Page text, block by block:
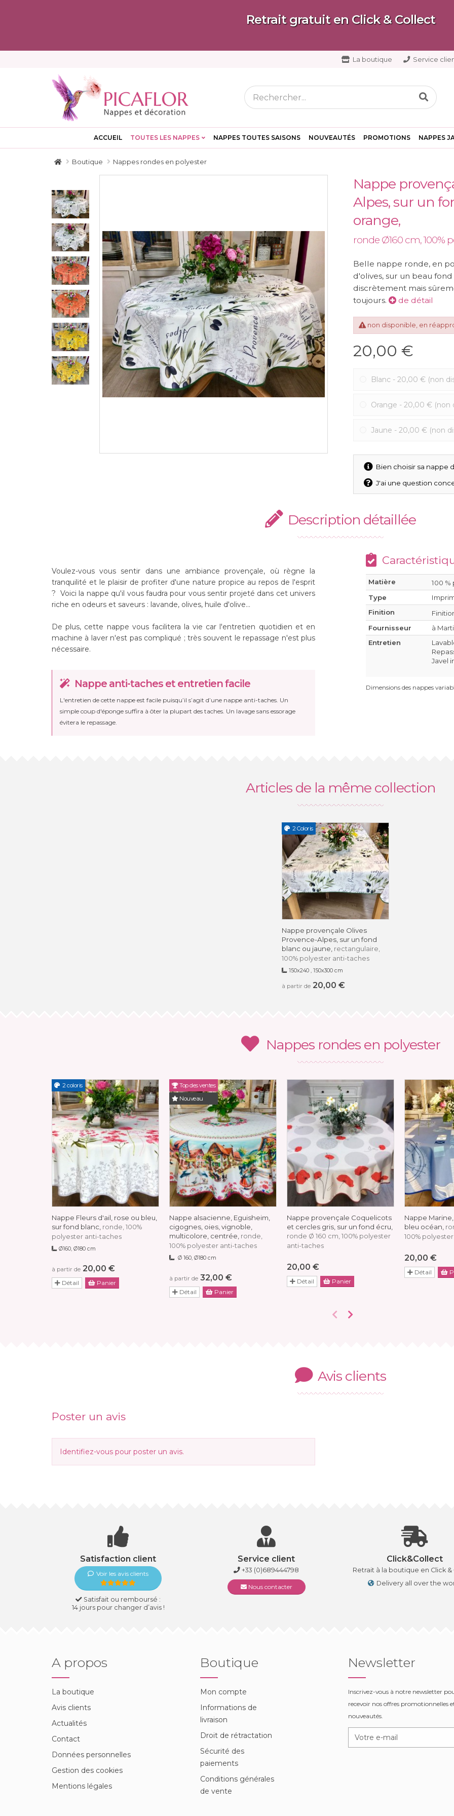
Retrait gratuit en Click & Collect
La boutique Service
ACCUEIL TOUTES LES NAPPES NAPPES TOUTES SAISONS NOUVEAUTÉS PROMOTIONS NAPPES
Boutique Nappes rondes en polyester
Nappe
Alpes, sur un
orange,
ronde Ø160 cm, 100%
Belle nappe ronde, en
d'olives, sur un beau
discrètement mais
toujours.
de détail
non disponible, en
20,00 €
Blanc - 20,00 € (non
Orange - 20,00 € (non
Jaune - 20,00 € (non
Bien choisir sa nappe
J'ai une question
Description détaillée
Voulez-vous vous sentir dans une ambiance provençale, où règne la
tranquilité et le plaisir de profiter d'une nature propice au repos de l'esprit
? Voici la nappe qu'il vous faudra pour vous sentir projeté dans cet univers
riche en odeurs et saveurs : lavande, olives, huile d'olive...
De plus, cette nappe vous facilitera la vie car l'entretien quotidien et en
machine à laver n'est pas compliqué ; très souvent le repassage n'est plus
nécessaire.
Nappe anti-taches et entretien facile
L'entretien de cette nappe est facile puisqu’il s’agit d’une nappe anti-taches. Un
simple coup d'éponge suffira à ôter la plupart des taches. Un lavage sans essorage
évitera le repassage.
Matière
100
Type
Finition
Fournisseur
à
Entretien
Javel
Dimensions des nappes
Articles de la même collection
2 Coloris
Nappe provençale Olives
Provence-Alpes, sur un fond
blanc ou jaune, rectangulaire,
100% polyester anti-taches
150x240 , 150x300 cm
à partir de 20,00 €
Nappes rondes en polyester
2 coloris
Nappe Fleurs d'ail, rose ou bleu,
sur fond blanc, ronde, 100%
polyester anti-taches
Ø160, Ø180 cm
à partir de 20,00 €
Détail Panier
Top des ventes
Nouveau
Nappe alsacienne, Eguisheim,
cigognes, oies, vignoble,
multicolore, centrée, ronde,
100% polyester anti-taches
Ø 160, Ø180 cm
à partir de 32,00 €
Détail Panier
Nappe provençale Coquelicots
et cercles gris, sur un fond écru,
ronde Ø 160 cm, 100% polyester
anti-taches
20,00 €
Détail Panier
Nappe
bleu océan,
100%
20,00 €
Détail
Avis clients
Poster un avis
Identifiez-vous pour poster un avis.
Satisfaction client
Voir les avis clients
Satisfait ou remboursé :
14 jours pour changer d’avis !
Service client
+33 (0)689444798
Nous contacter
Click&Collect
Retrait à la boutique en Click
Delivery all over the
A propos
La boutique
Avis clients
Actualités
Contact
Données personnelles
Gestion des cookies
Mentions légales
Boutique
Mon compte
Informations de
livraison
Droit de rétractation
Sécurité des
paiements
Conditions générales
de vente
Newsletter
Inscrivez-vous à notre newsletter
recevoir nos offres promotionnelles
nouveautés.